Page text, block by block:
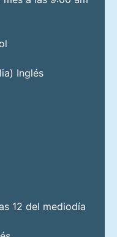
Inglés
12 del mediodía